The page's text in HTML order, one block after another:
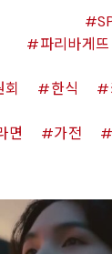
파리바게뜨
한식
면 가전